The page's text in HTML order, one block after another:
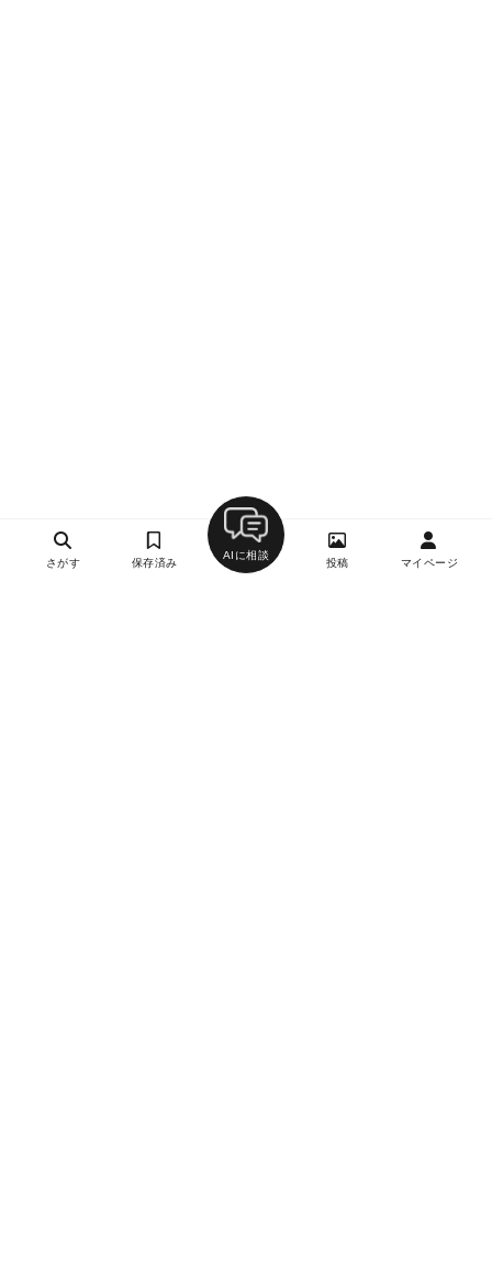
さがす 保存済み
AIに相談
投稿 マイページ